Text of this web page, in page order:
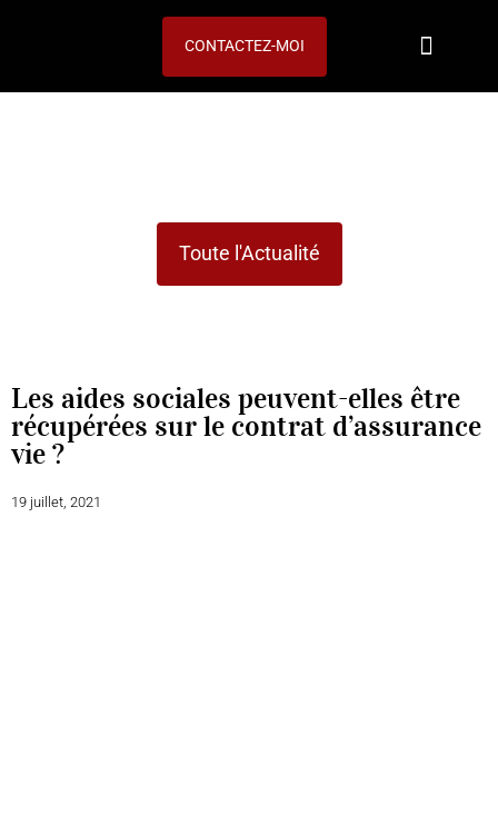
CONTACTEZ-MOI
Toute l'Actualité
Les aides sociales peuvent-elles être
récupérées sur le contrat d’assurance
vie ?
19 juillet, 2021